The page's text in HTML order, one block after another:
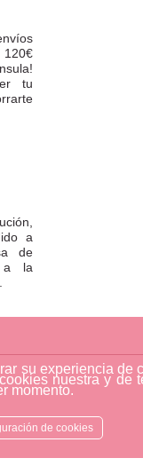
su experiencia de
nuestra y de
momento.
de cookies
tu
a
de
a la
de
para